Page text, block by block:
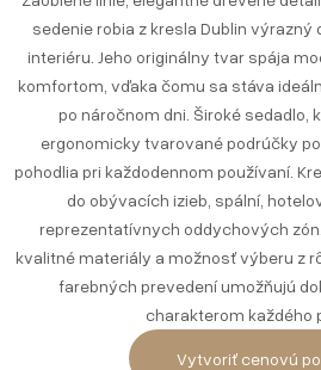
sedenie robia z kresla Dublin výrazný
interiéru. Jeho originálny tvar spája
komfortom, vďaka čomu sa stáva
po náročnom dni. Široké sedadlo,
ergonomicky tvarované podrúčky
pohodlia pri každodennom používaní.
do obývacích izieb, spální,
reprezentatívnych oddychových
kvalitné materiály a možnosť výberu z
farebných prevedení umožňujú
charakterom každého
Vytvoriť cenovú